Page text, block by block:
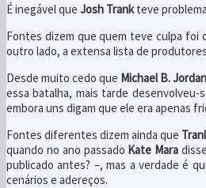
É inegável que Josh Trankteve
Fontes dizem que quem teve culpa foi
outro lado, a extensa lista de
Desde muito cedo que Michael B. Jordan
essa batalha, mais tarde
embora uns digam que ele era apenas
Fontes diferentes dizem ainda que
quando no ano passado Kate Mara
publicado antes? –, mas a verdade é
cenários e adereços.